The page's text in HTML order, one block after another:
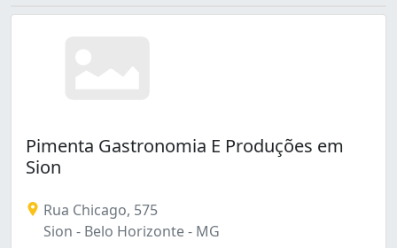
Pimenta Gastronomia E Produções em
Sion
Rua Chicago, 575
Sion - Belo Horizonte - MG